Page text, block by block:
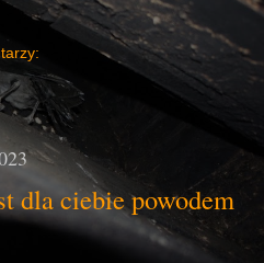
dla ciebie powodem